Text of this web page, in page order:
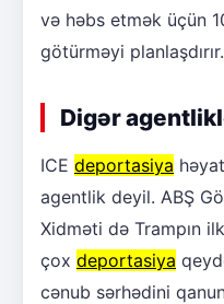
və həbs etmək üçün
götürməyi planlaşdırır.
Digər
ICE deportasiya
agentlik deyil. ABŞ
Xidməti də Trampın
çox deportasiya
cənub sərhədini